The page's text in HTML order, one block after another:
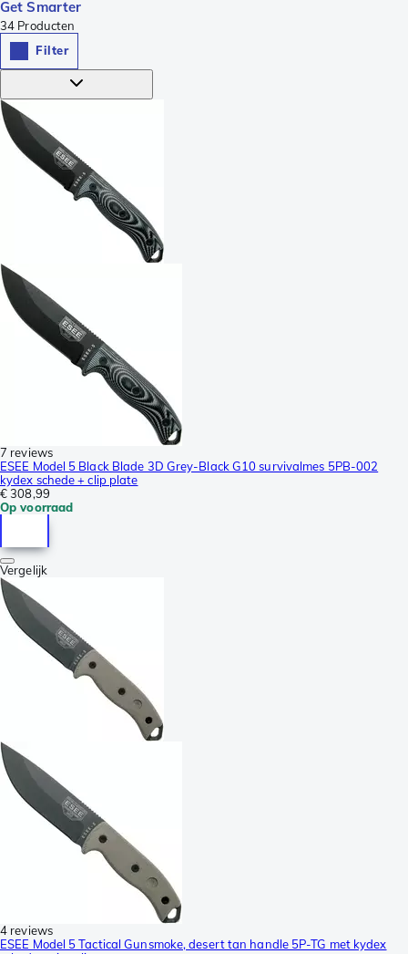
Get Smarter
34 Producten
Filter
7 reviews
ESEE Model 5 Black Blade 3D Grey-Black G10 survivalmes 5PB-002
kydex schede + clip plate
€ 308,99
Op voorraad
Vergelijk
4 reviews
ESEE Model 5 Tactical Gunsmoke, desert tan handle 5P-TG met kydex